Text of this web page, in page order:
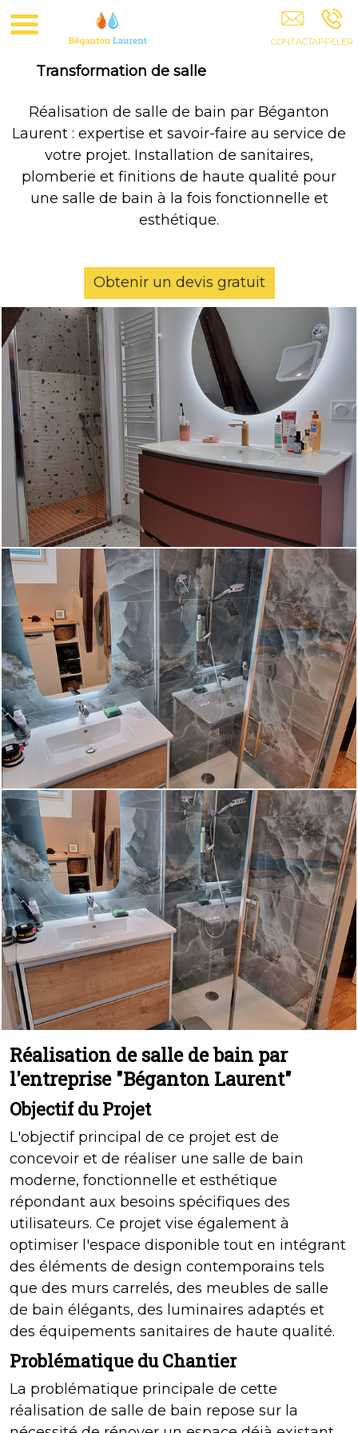
Béganton Laurent BERGERAC
Transformation de salle
Réalisation de salle de bain par Béganton
Laurent : expertise et savoir-faire au service de
votre projet. Installation de sanitaires,
plomberie et finitions de haute qualité pour
une salle de bain à la fois fonctionnelle et
esthétique.
Obtenir un devis gratuit
Réalisation de salle de bain par
l'entreprise "Béganton Laurent"
Objectif du Projet
L'objectif principal de ce projet est de
concevoir et de réaliser une salle de bain
moderne, fonctionnelle et esthétique
répondant aux besoins spécifiques des
utilisateurs. Ce projet vise également à
optimiser l'espace disponible tout en intégrant
des éléments de design contemporains tels
que des murs carrelés, des meubles de salle
de bain élégants, des luminaires adaptés et
des équipements sanitaires de haute qualité.
Problématique du Chantier
La problématique principale de cette
réalisation de salle de bain repose sur la